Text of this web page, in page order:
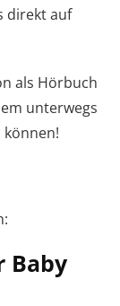
direkt auf
als Hörbuch
unterwegs
Baby